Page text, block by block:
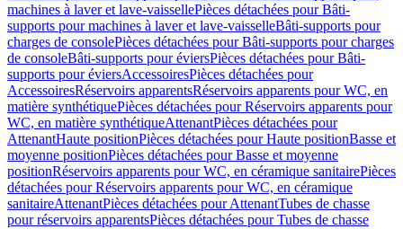
machines à laver et lave-vaissellePièces détachées pour Bâti-
supports pour machines à laver et lave-vaisselleBâti-supports pour
charges de consolePièces détachées pour Bâti-supports pour charges
de consoleBâti-supports pour éviersPièces détachées pour Bâti-
supports pour éviersAccessoiresPièces détachées pour
AccessoiresRéservoirs apparentsRéservoirs apparents pour WC, en
matière synthétiquePièces détachées pour Réservoirs apparents pour
WC, en matière synthétiqueAttenantPièces détachées pour
AttenantHaute positionPièces détachées pour Haute positionBasse et
moyenne positionPièces détachées pour Basse et moyenne
positionRéservoirs apparents pour WC, en céramique sanitairePièces
détachées pour Réservoirs apparents pour WC, en céramique
sanitaireAttenantPièces détachées pour AttenantTubes de chasse
pour réservoirs apparentsPièces détachées pour Tubes de chasse